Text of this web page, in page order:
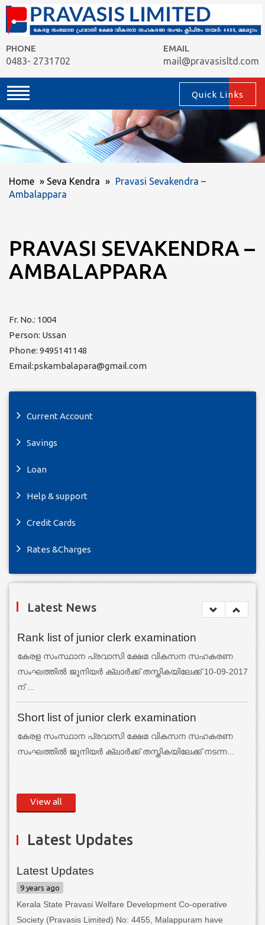
PHONE
0483- 2731702
EMAIL
mail@pravasisltd.com
Quick Links
Home » Seva Kendra » Pravasi Sevakendra –
Ambalappara
PRAVASI SEVAKENDRA –
AMBALAPPARA
Fr. No.: 1004
Person: Ussan
Phone: 9495141148
Email:pskambalapara@gmail.com
Current Account
Savings
Loan
Help & support
Credit Cards
Rates &Charges
Latest News
Rank list of junior clerk examination
കേരള സംസ്ഥാന പ്രവാസി ക്ഷേമ വികസന സഹകരണ
സംഘത്തില്‍ ജൂനിയര്‍ ക്ലാര്‍ക്ക് തസ്തികയിലേക്ക് 10-09-2017
ന് ...
Short list of junior clerk examination
കേരള സംസ്ഥാന പ്രവാസി ക്ഷേമ വികസന സഹകരണ
സംഘത്തില്‍ ജൂനിയര്‍ ക്ലാര്‍ക്ക് തസ്തികയിലേക്ക് നടന്ന...
View all
Latest Updates
Latest Updates
9 years ago
Kerala State Pravasi Welfare Development Co-operative
Society (Pravasis Limited) No: 4455, Malappuram have